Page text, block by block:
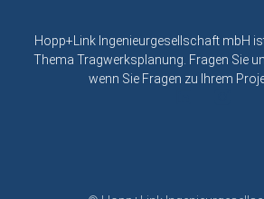
Hopp+Link Ingenieurgesellschaft mbH
Thema Tragwerksplanung. Fragen Sie
wenn Sie Fragen zu Ihrem